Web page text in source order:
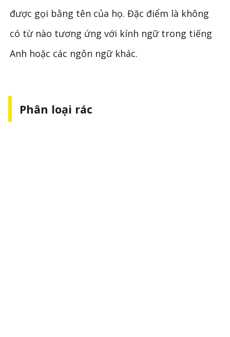
được gọi bằng tên của họ. Đặc điểm là không
có từ nào tương ứng với kính ngữ trong tiếng
Anh hoặc các ngôn ngữ khác.
Phân loại rác